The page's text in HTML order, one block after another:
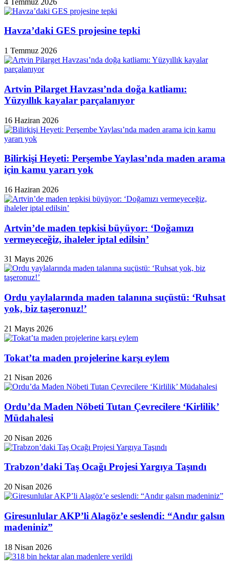
Havza’daki GES projesine tepki
1 Temmuz 2026
Artvin Pilarget Havzası’nda doğa katliamı:
Yüzyıllık kayalar parçalanıyor
16 Haziran 2026
Bilirkişi Heyeti: Perşembe Yaylası’nda maden arama
için kamu yararı yok
16 Haziran 2026
Artvin’de maden tepkisi büyüyor: ‘Doğamızı
vermeyeceğiz, ihaleler iptal edilsin’
31 Mayıs 2026
Ordu yaylalarında maden talanına suçüstü: ‘Ruhsat
yok, biz taşeronuz!’
21 Mayıs 2026
Tokat’ta maden projelerine karşı eylem
21 Nisan 2026
Ordu’da Maden Nöbeti Tutan Çevrecilere ‘Kirlilik’
Müdahalesi
20 Nisan 2026
Trabzon’daki Taş Ocağı Projesi Yargıya Taşındı
20 Nisan 2026
Giresunlular AKP’li Alagöz’e seslendi: “Andır galsın
madeniniz”
18 Nisan 2026